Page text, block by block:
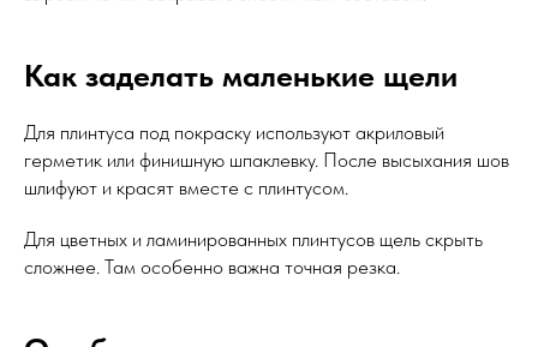
Как заделать маленькие щели
Для плинтуса под покраску используют акриловый
герметик или финишную шпаклевку. После высыхания шов
шлифуют и красят вместе с плинтусом.
Для цветных и ламинированных плинтусов щель скрыть
сложнее. Там особенно важна точная резка.